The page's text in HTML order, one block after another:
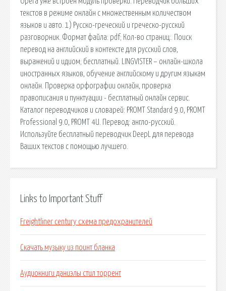
текстов в режиме онлайн с множественным количеством
языков и авто. 1) Русско-греческий и греческо-русский
разговорник. Формат файла: pdf; Кол-во страниц:. Поиск
перевод на английский в контексте для русский слов,
выражений и идиом; бесплатный. LINGVISTER – онлайн-школа
иностранных языков, обучение английскому и другим языкам
онлайн. Проверка орфографии онлайн, проверка
правописания и пунктуации - бесплатный онлайн сервис.
Каталог переводчиков и словарей: PROMT Standard 9.0, PROMT
Professional 9.0, PROMT 4U. Перевод: англо-русский.
Используйте бесплатный переводчик DeepL для перевода
Ваших текстов с помощью лучшего.
Links to Important Stuff
Freightliner century схема предохранителей
Скачать музыку из поинт бланка
Аудиокниги даниэлы стил торрент